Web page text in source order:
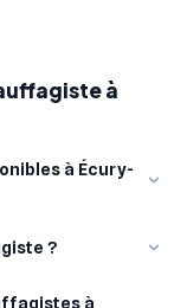
à
à Écury-
?
à